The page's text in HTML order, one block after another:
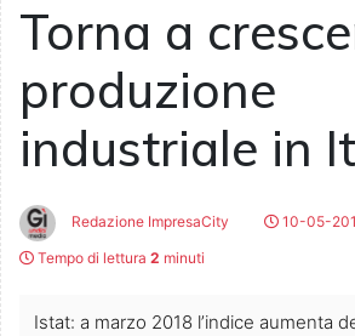
Torna a
produzione
industriale in
Redazione ImpresaCity
10-05-
Tempo di lettura 2 minuti
Istat: a marzo 2018 l’indice aumenta